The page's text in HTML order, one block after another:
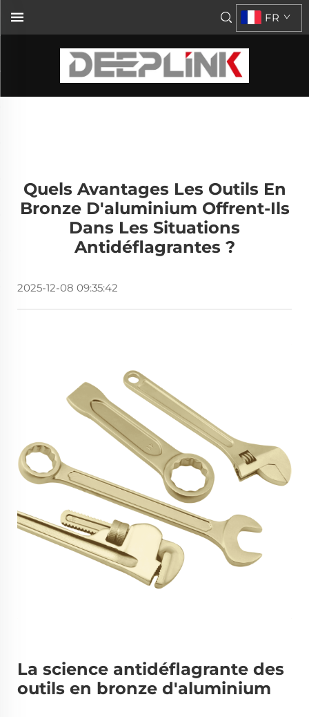
FR
Quels Avantages Les Outils En
Bronze D'aluminium Offrent-Ils
Dans Les Situations
Antidéflagrantes ?
2025-12-08 09:35:42
La science antidéflagrante des
outils en bronze d'aluminium